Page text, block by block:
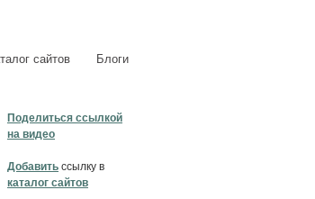
сайтов Блоги
Поделиться ссылкой
на видео
Добавить ссылку в
каталог сайтов